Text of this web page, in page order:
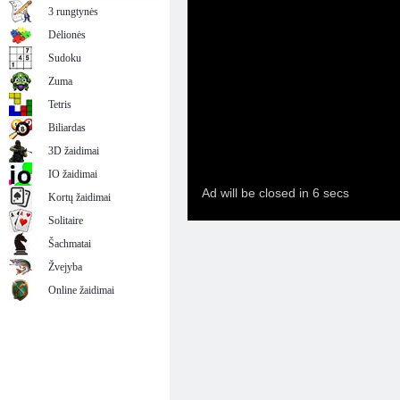
3 rungtynės
Dėlionės
Sudoku
Zuma
Tetris
Biliardas
3D žaidimai
IO žaidimai
Kortų žaidimai
Solitaire
Šachmatai
Žvejyba
Online žaidimai